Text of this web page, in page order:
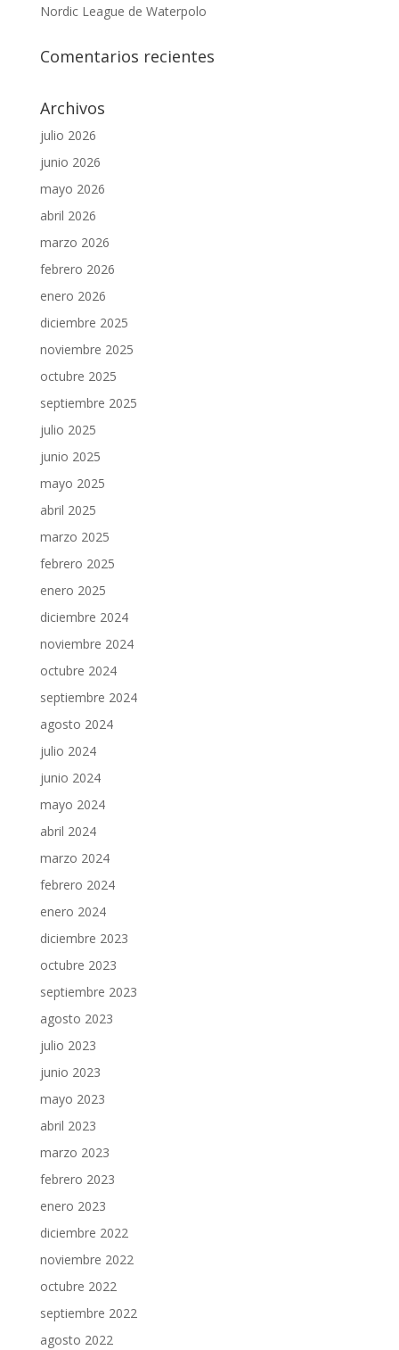
Nordic League de Waterpolo
Comentarios recientes
Archivos
julio 2026
junio 2026
mayo 2026
abril 2026
marzo 2026
febrero 2026
enero 2026
diciembre 2025
noviembre 2025
octubre 2025
septiembre 2025
julio 2025
junio 2025
mayo 2025
abril 2025
marzo 2025
febrero 2025
enero 2025
diciembre 2024
noviembre 2024
octubre 2024
septiembre 2024
agosto 2024
julio 2024
junio 2024
mayo 2024
abril 2024
marzo 2024
febrero 2024
enero 2024
diciembre 2023
octubre 2023
septiembre 2023
agosto 2023
julio 2023
junio 2023
mayo 2023
abril 2023
marzo 2023
febrero 2023
enero 2023
diciembre 2022
noviembre 2022
octubre 2022
septiembre 2022
agosto 2022